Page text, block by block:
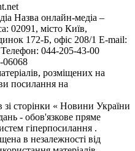
Назва онлайн-медіа –
02091, місто Київ,
172-Б, офіс 208/1 E-mail:
Телефон: 044-205-43-00
06068
розміщених на
посилання на
зі сторінки « Новини України
- обов'язкове пряме
гіперпосилання .
в незалежності від